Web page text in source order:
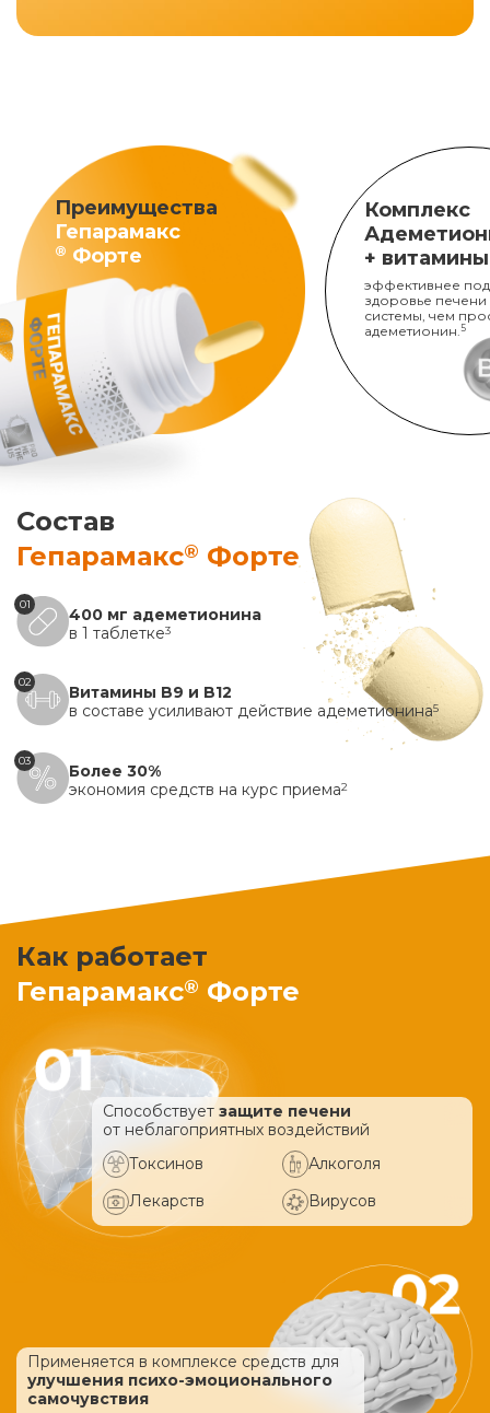
Преимущества
Гепарамакс
® Форте
Комплекс
+
эффективнее
здоровье печени
системы, чем
адеметионин. 5
Состав
Гепарамакс® Форте
01
400 мг адеметионина
в 1 таблетке3
02
Витамины B9 и B12
в составе усиливают действие адеметионина5
03
Более 30%
экономия средств на курс приема2
Как работает
Гепарамакс® Форте
Способствует защите печени
от неблагоприятных воздействий
Токсинов
Алкоголя
Лекарств
Вирусов
Применяется в комплексе средств для
улучшения психо-эмоционального
самочувствия